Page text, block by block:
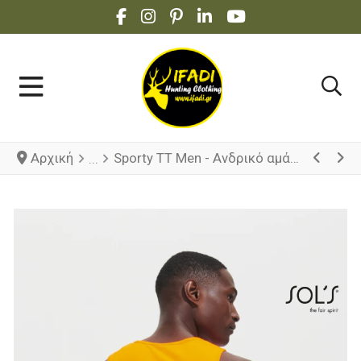
FACEBOOK SOCIAL LINK
INSTAGRAM SOCIAL LINK
PINTEREST SOCIAL LINK
LINKEDIN SOCIAL LINK
YOUTUBE SOCIAL
Αρχική Sporty TT Men - Ανδρικό αμάνικο αθλητικό μπλουζάκι